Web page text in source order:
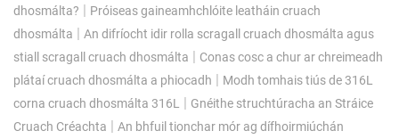
dhosmálta? | Próiseas gaineamhchlóite leatháin cruach
dhosmálta | An difríocht idir rolla scragall cruach dhosmálta agus
stiall scragall cruach dhosmálta | Conas cosc ​​a chur ar chreimeadh
plátaí cruach dhosmálta a phiocadh | Modh tomhais tiús de 316L
corna cruach dhosmálta 316L
| Gnéithe struchtúracha an Stráice
Cruach Créachta | An bhfuil tionchar mór ag dífhoirmiúchán